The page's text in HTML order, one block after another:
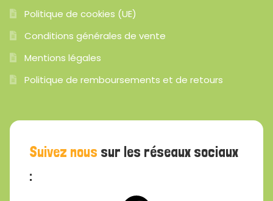
Politique de cookies (UE)
Conditions générales de vente
Mentions légales
Politique de remboursements et de retours
Suivez nous sur les réseaux sociaux
: